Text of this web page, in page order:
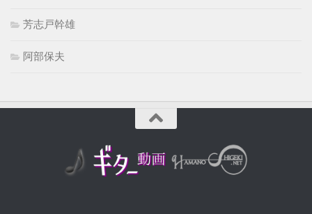
芳志戸幹雄
阿部保夫